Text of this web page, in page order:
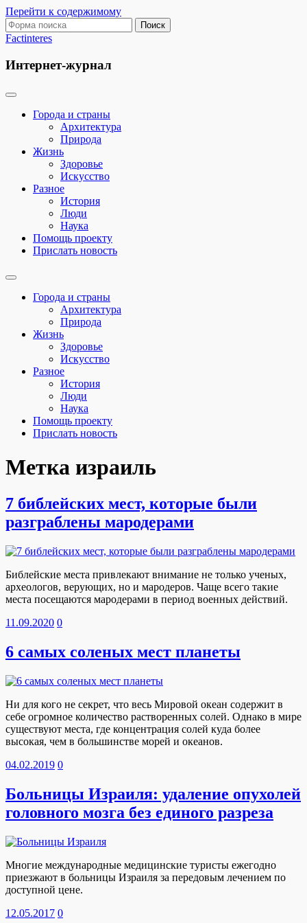
Перейти к содержимому
Поиск:
Factinteres
Интернет-журнал
Города и страны
Архитектура
Природа
Жизнь
Здоровье
Искусство
Разное
История
Люди
Наука
Помощь проекту
Прислать новость
Переключить
поискаГорода и страны
Архитектура
Природа
Жизнь
Здоровье
Искусство
Разное
История
Люди
Наука
Помощь проекту
Прислать новость
Метка израиль
7 библейских мест, которые были
разграблены мародерами
Библейские места привлекают внимание не только ученых,
археологов, верующих, но и мародеров. Чаще всего такие
места посещаются мародерами в период военных действий.
11.09.2020 0
6 самых соленых мест планеты
Ни для кого не секрет, что весь Мировой океан содержит в
себе огромное количество растворенных солей. Однако в мире
существуют места, где концентрация солей куда более
высокая, чем в большинстве морей и океанов.
04.02.2019 0
Больницы Израиля: удаление опухолей
головного мозга без единого разреза
Многие международные медицинские туристы ежегодно
приезжают в больницы Израиля за передовым лечением по
доступной цене.
12.05.2017 0